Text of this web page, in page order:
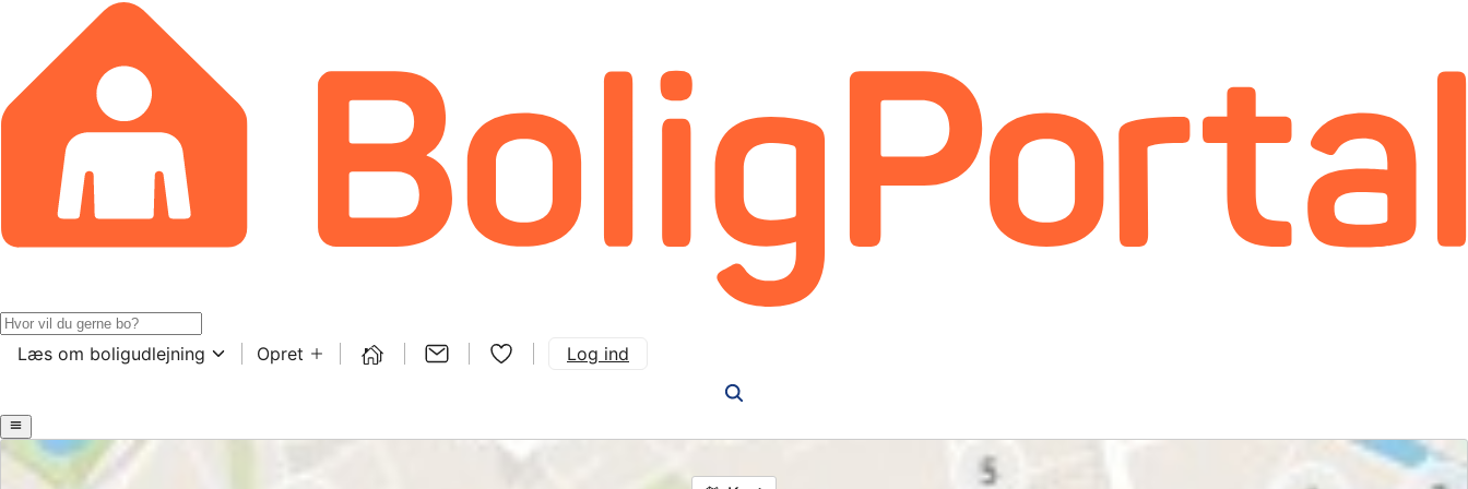
Læs om boligudlejning Opret Log ind